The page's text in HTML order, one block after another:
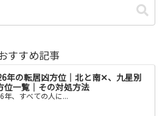
すすめ記事
年の転居凶方位｜北と南✕、九星別
位一覧｜その対処方法
年、すべての人に...